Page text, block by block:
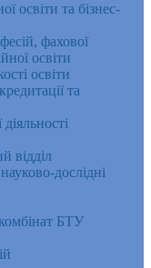
освіти та бізнес-
фахової
освіти
освіти
та
відділ
дослідні
БТУ